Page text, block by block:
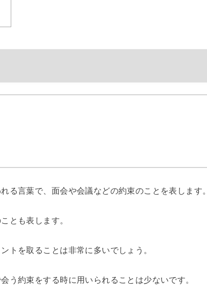
る言葉で、面会や会議などの約束のことを表します。
とも表します。
トを取ることは非常に多いでしょう。
う約束をする時に用いられることは少ないです。